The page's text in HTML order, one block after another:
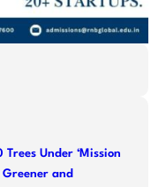
Under ‘Mission
Greener and